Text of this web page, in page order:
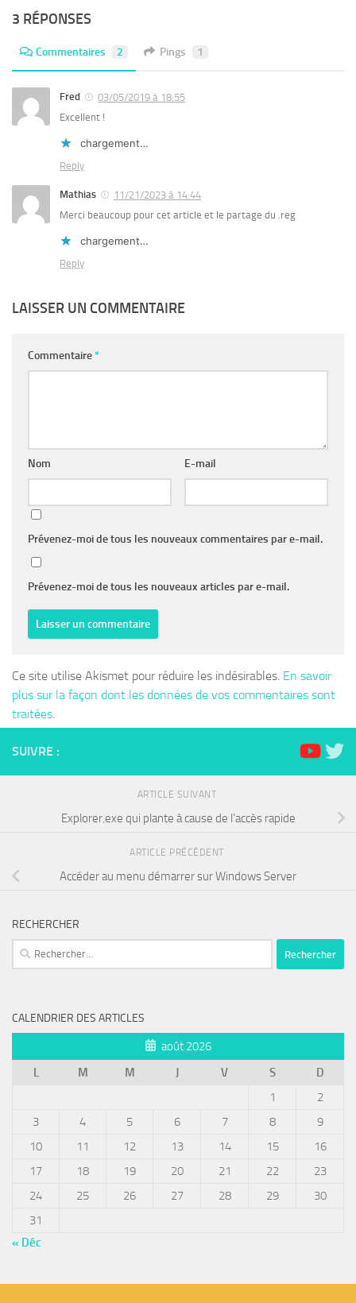
3 RÉPONSES
Commentaires 2 Pings 1
Fred
03/05/2019 à 18:55
Excellent !
chargement…
Reply
Mathias
11/21/2023 à 14:44
Merci beaucoup pour cet article et le partage du .reg
chargement…
Reply
LAISSER UN COMMENTAIRE
Commentaire*
Nom E-mail
Prévenez-moi de tous les nouveaux commentaires par e-mail.
Prévenez-moi de tous les nouveaux articles par e-mail.
Ce site utilise Akismet pour réduire les indésirables. En savoir
plus sur la façon dont les données de vos commentaires sont
traitées.
SUIVRE :
ARTICLE SUIVANT
Explorer.exe qui plante à cause de l’accès rapide
ARTICLE PRÉCÉDENT
Accéder au menu démarrer sur Windows Server
RECHERCHER
Rechercher :
CALENDRIER DES ARTICLES
août 2026
L
M M J V S
D
1
2
3
4 5 6 7 8
9
10
11 12 13 14 15
16
17
18 19 20 21 22
23
24
25 26 27 28 29
30
31
« Déc